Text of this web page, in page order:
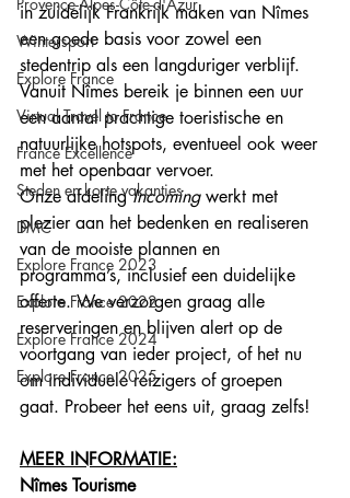
Wintersport
Explore France
Virtual Travel to France
France Excellence
Steden en korte vakanties
DMC
Explore France 2023
Explore France 2022
Explore France 2024
Explore France 2025
in zuidelijk Frankrijk maken van Nîmes
een goede basis voor zowel een
stedentrip als een langduriger verblijf.
Vanuit Nîmes bereik je binnen een uur
een aantal prachtige toeristische en
natuurlijke hotspots, eventueel ook weer
met het openbaar vervoer.
Onze afdeling Incoming werkt met
plezier aan het bedenken en realiseren
van de mooiste plannen en
programma’s, inclusief een duidelijke
offerte. We verzorgen graag alle
reserveringen en blijven alert op de
voortgang van ieder project, of het nu
om individuele reizigers of groepen
gaat. Probeer het eens uit, graag zelfs!
MEER INFORMATIE:
Nîmes Tourisme